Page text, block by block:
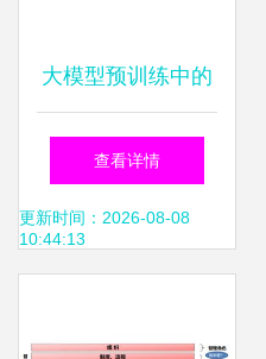
大模型预训练中的
数据处理 从采集到
优化的全流程思考
查看详情
更新时间：2026-08-08
10:44:13